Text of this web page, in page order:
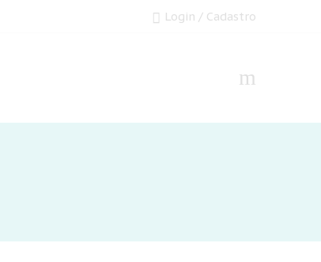
Login / Cadastro